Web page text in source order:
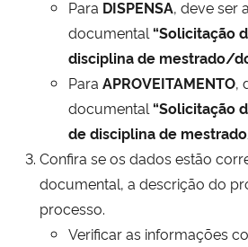
Para DISPENSA, deve ser
documental “Solicitação
disciplina de mestrado/
Para APROVEITAMENTO,
documental “Solicitação
de disciplina de
Confira se os dados estão
documental, a descrição do
processo.
Verificar as informações